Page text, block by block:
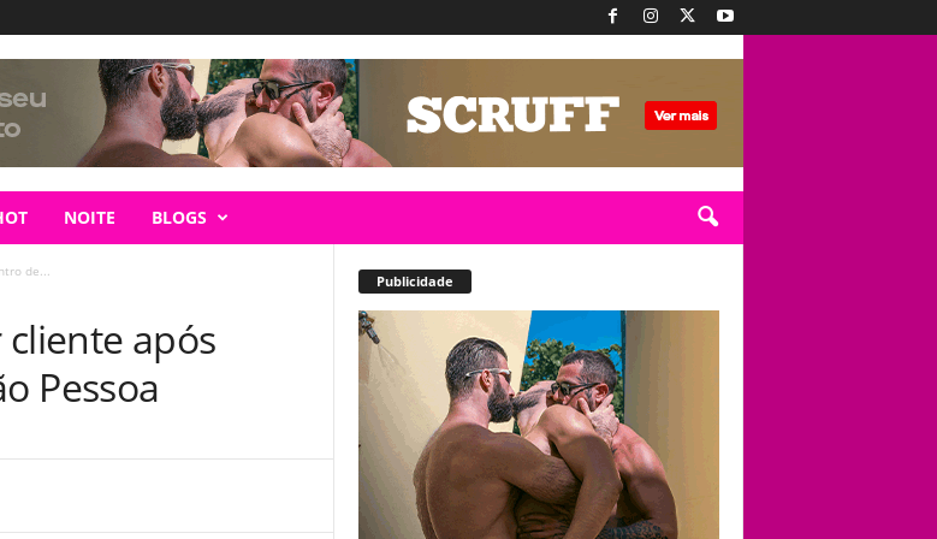
NOITE BLOGS
de...
após
Pessoa
Publicidade